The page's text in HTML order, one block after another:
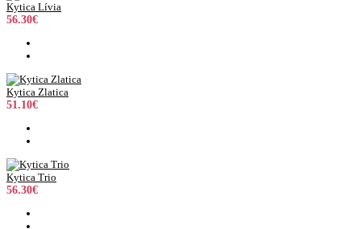
Kytica Lívia
56.30€
Kytica Zlatica
51.10€
Kytica Trio
56.30€